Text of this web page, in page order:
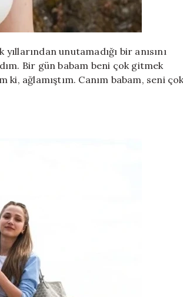
unutamadığı bir anısını
Bir gün babam beni çok gitmek
ağlamıştım. Canım babam, seni